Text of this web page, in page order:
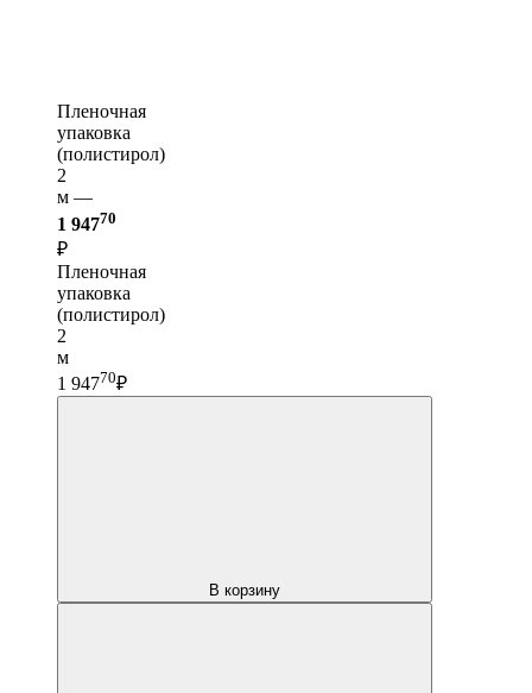
Пленочная
упаковка
(полистирол)
2
м —
1 94770
₽
Пленочная
упаковка
(полистирол)
2
м
1 94770₽
В корзину